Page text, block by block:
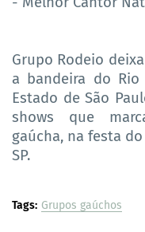
Grupo Rodeio
a bandeira do Rio
Estado de São
shows que
gaúcha, na festa
SP.
Tags: Grupos gaúchos